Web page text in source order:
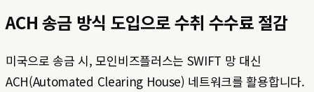
ACH 송금 방식 도입으로 수취 수수료 절감
미국으로 송금 시, 모인비즈플러스는 SWIFT 망 대신
ACH(Automated Clearing House) 네트워크를 활용합니다.